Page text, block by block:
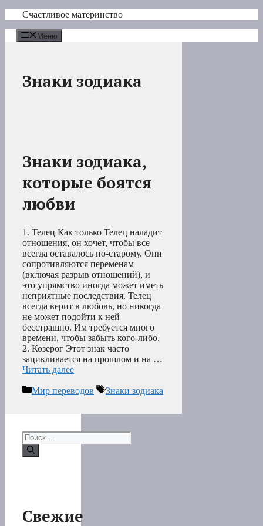
Перейти
содержимому
Счастливое материнство
Меню
Знаки зодиака
Знаки зодиака,
которые боятся
любви
1. Телец Как только Телец наладит
отношения, он хочет, чтобы все
всегда оставалось по-старому. Они
сопротивляются переменам
(включая разрыв отношений), и
это упрямство иногда может иметь
неприятные последствия. Телец
всегда верит в любовь, но никогда
не может подойти к ней
бесстрашно. Им требуется много
времени, чтобы забыть кого-либо.
2. Козерог Этот знак часто
зацикливается на прошлом и на …
Читать далее
Рубрики
Мир переводов Метки
Знаки зодиака
Поиск:
Свежие